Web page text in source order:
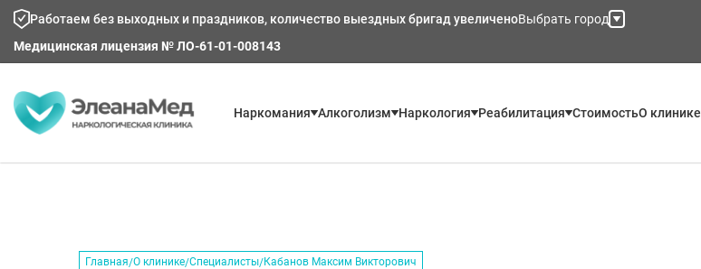
Работаем без выходных и праздников, количество выездных бригад увеличеноВыбрать город
Медицинская лицензия № ЛО-61-01-008143
Наркомания Алкоголизм Наркология Реабилитация СтоимостьО клинике
Главная О клинике Специалисты Кабанов Максим Викторович